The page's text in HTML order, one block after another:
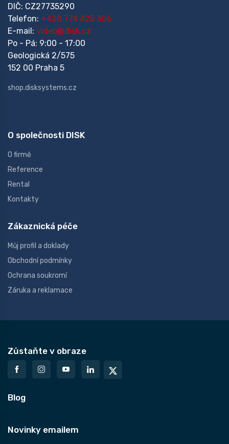
DIČ: CZ27735290
Telefon: +420 774 425 306
E-mail: video@disk.cz
Po - Pá: 9:00 - 17:00
Geologická 2/575
152 00 Praha 5
shop.disksystems.cz
O společnosti DISK
O firmě
Reference
Rental
Kontakty
Zákaznická péče
Můj profil a doklady
Obchodní podmínky
Ochrana soukromí
Záruka a reklamace
Zůstaňte v obraze
Blog
Novinky emailem